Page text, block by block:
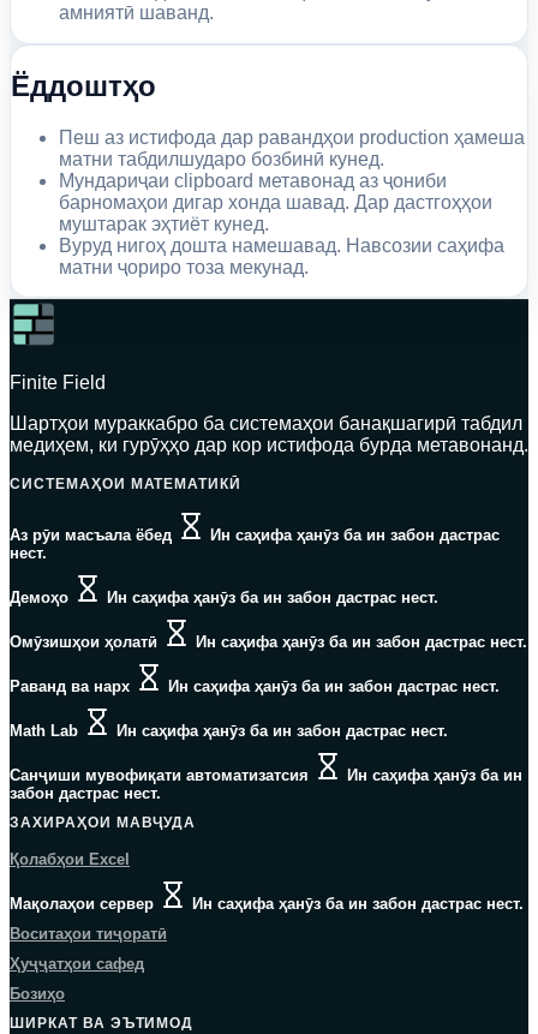
амниятӣ шаванд.
Ёддоштҳо
Пеш аз истифода дар равандҳои production ҳамеша
матни табдилшударо бозбинӣ кунед.
Мундариҷаи clipboard метавонад аз ҷониби
барномаҳои дигар хонда шавад. Дар дастгоҳҳои
муштарак эҳтиёт кунед.
Вуруд нигоҳ дошта намешавад. Навсозии саҳифа
матни ҷориро тоза мекунад.
Finite Field
Шартҳои мураккабро ба системаҳои банақшагирӣ табдил
медиҳем, ки гурӯҳҳо дар кор истифода бурда метавонанд.
СИСТЕМАҲОИ МАТЕМАТИКӢ
Аз рӯи масъала ёбед
Ин саҳифа ҳанӯз ба ин забон дастрас
нест.
Демоҳо Ин саҳифа ҳанӯз ба ин забон дастрас нест.
Омӯзишҳои ҳолатӣ Ин саҳифа ҳанӯз ба ин забон дастрас нест.
Раванд ва нарх Ин саҳифа ҳанӯз ба ин забон дастрас нест.
Math Lab Ин саҳифа ҳанӯз ба ин забон дастрас нест.
Санҷиши мувофиқати автоматизатсия
Ин саҳифа ҳанӯз ба ин
забон дастрас нест.
ЗАХИРАҲОИ МАВҶУДА
Қолабҳои Excel
Мақолаҳои сервер
Ин саҳифа ҳанӯз ба ин забон дастрас нест.
Воситаҳои тиҷоратӣ
Ҳуҷҷатҳои сафед
Бозиҳо
ШИРКАТ ВА ЭЪТИМОД